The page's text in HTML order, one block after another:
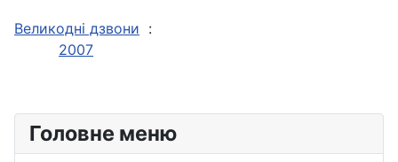
Головне меню
Великодні дзвони :
2007